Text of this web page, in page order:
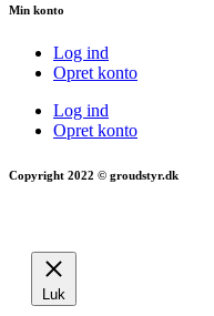
Min konto
Log ind
Opret konto
Log ind
Opret konto
Copyright 2022 © groudstyr.dk
Luk